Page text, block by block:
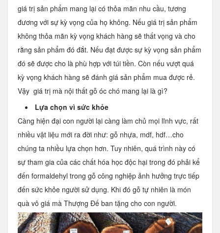
giá trị sản phẩm mang lại có thỏa mãn nhu cầu, tương
đương với sự kỳ vọng của họ không. Nếu giá trị sản phẩm
không thỏa mãn kỳ vọng khách hàng sẽ thất vọng và cho
rằng sản phẩm đó đắt. Nếu đạt được sự kỳ vọng sản phẩm
đó sẽ được cho là phù hợp với túi tiền. Còn nếu vượt quá
kỳ vọng khách hàng sẽ đánh giá sản phẩm mua được rẻ.
Vậy giá trị mà nội thất gỗ óc chó mang lại là gì?
Lựa chọn vì sức khỏe
Càng hiện đại con người lại càng làm chủ mọi lĩnh vực, rất
nhiều vật liệu mới ra đời như: gỗ nhựa, mdf, hdf…cho
chúng ta nhiều lựa chọn hơn. Tuy nhiên, quá trình này có
sự tham gia của các chất hóa học độc hại trong đó phải kể
đến formaldehyl trong gỗ công nghiệp ảnh hưởng trực tiếp
đến sức khỏe người sử dụng. Khi đó gỗ tự nhiên là món
quà vô giá mà Thượng Đế ban tặng cho con người.